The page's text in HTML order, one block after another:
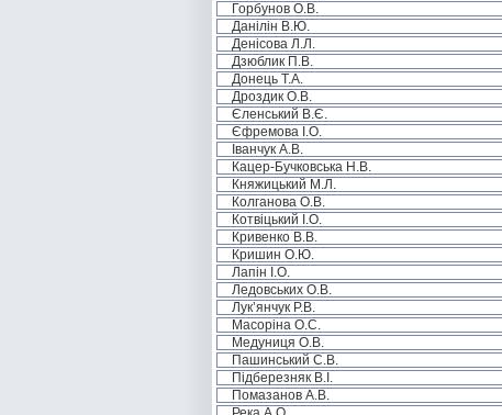
Горбунов О.В.
Данілін В.Ю.
Денісова Л.Л.
Дзюблик П.В.
Донець Т.А.
Дроздик О.В.
Єленський В.Є.
Єфремова І.О.
Іванчук А.В.
Кацер-Бучковська Н.В.
Княжицький М.Л.
Колганова О.В.
Котвіцький І.О.
Кривенко В.В.
Кришин О.Ю.
Лапін І.О.
Ледовських О.В.
Лук’янчук Р.В.
Масоріна О.С.
Медуниця О.В.
Пашинський С.В.
Підберезняк В.І.
Помазанов А.В.